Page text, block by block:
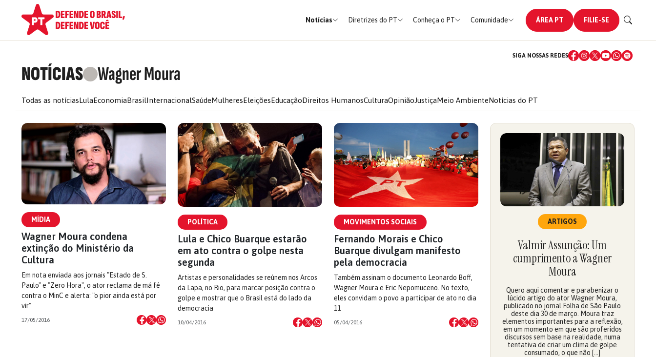
Notícias Diretrizes do PT Conheça o PT Comunidade ÁREA PT FILIE-SE
NOTÍCIAS Wagner Moura
SIGA NOSSAS REDES
Todas as notíciasLulaEconomiaBrasilInternacionalSaúdeMulheresEleiçõesEducaçãoDireitos HumanosCulturaOpiniãoJustiçaMeio AmbienteNotícias do PT
MÍDIA
Wagner Moura condena
extinção do Ministério da
Cultura
Em nota enviada aos jornais "Estado de S.
Paulo" e "Zero Hora", o ator reclama de má fé
contra o MinC e alerta: "o pior ainda está por
vir"
17/05/2016
POLÍTICA
Lula e Chico Buarque estarão
em ato contra o golpe nesta
segunda
Artistas e personalidades se reúnem nos Arcos
da Lapa, no Rio, para marcar posição contra o
golpe e mostrar que o Brasil está do lado da
democracia
10/04/2016
MOVIMENTOS SOCIAIS
Fernando Morais e Chico
Buarque divulgam manifesto
pela democracia
Também assinam o documento Leonardo Boff,
Wagner Moura e Eric Nepomuceno. No texto,
eles convidam o povo a participar de ato no dia
11
05/04/2016
ARTIGOS
Valmir Assunção: Um
cumprimento a Wagner
Moura
Quero aqui comentar e parabenizar o
lúcido artigo do ator Wagner Moura,
publicado no jornal Folha de São Paulo
deste dia 30 de março. Moura traz
elementos importantes para a reflexão,
em um momento em que são proferidos
discursos sem base na realidade, numa
tentativa de criar um clima de golpe
consumado, o que não […]